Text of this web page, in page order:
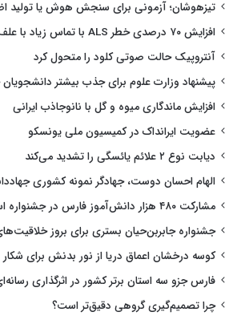
تیزهوشان؛ آزمونی برای سنجش هوش یا تولید
افزایش ۷۰ درصدی خطر ALS با تماس زیاد با علف‌کش‌ها
آنتروپیک حالت صوتی کلود را متحول کرد
پیشنهاد وزارت علوم برای جذب بیشتر
افزایش ماندگاری میوه و گل با نانوجاذب ایرانی
عضویت ایرانداک در کمیسیون ملی یونسکو
دیابت نوع ۲ علائم یائسگی را تشدید می‌کند
الهام احسان دوست، جهادگر نمونه کشوری
مشارکت ۴۸۰ هزار دانش‌آموز فارس در جشنواره استانی جابر بن حیان
جشنواره جابربن‌حیان بستری برای بروز
کوسه درخشان اعماق دریا از نور بدنش برای شکار
فارس جزو سه استان برتر کشور در اثرگذاری
چرا تصمیم‌گیری گروهی دقیق‌تر است؟